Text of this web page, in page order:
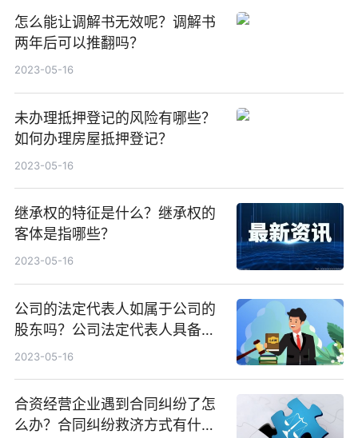
怎么能让调解书无效呢？调解书
两年后可以推翻吗？
2023-05-16
未办理抵押登记的风险有哪些？
如何办理房屋抵押登记？
2023-05-16
继承权的特征是什么？继承权的
客体是指哪些？
2023-05-16
公司的法定代表人如属于公司的
股东吗？公司法定代表人具备的
条件是什么？
2023-05-16
合资经营企业遇到合同纠纷了怎
么办？合同纠纷救济方式有什